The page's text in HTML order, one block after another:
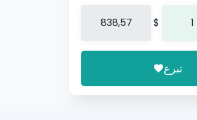
$
تبرع